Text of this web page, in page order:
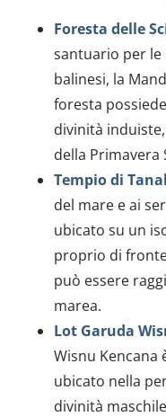
Foresta delle
santuario per le
balinesi, la
foresta
divinità
della Primavera
Tempio di
del mare e ai
ubicato su un
proprio di
può essere
marea.
Lot Garuda
Wisnu
ubicato nella
divinità